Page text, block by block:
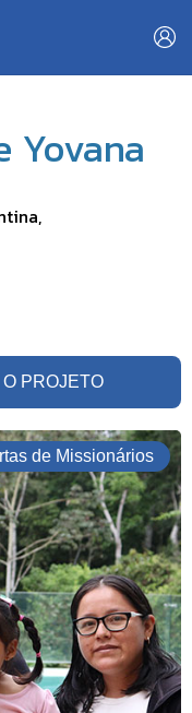
Yovana
,
PROJETO
de Missionários